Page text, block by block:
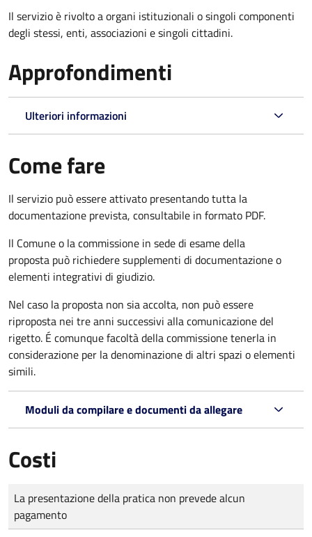
Il servizio è rivolto a organi istituzionali o singoli componenti
degli stessi, enti, associazioni e singoli cittadini.
Approfondimenti
Ulteriori informazioni
Come fare
Il servizio può essere attivato presentando tutta la
documentazione prevista, consultabile in formato PDF.
ll Comune o la commissione in sede di esame della
proposta può richiedere supplementi di documentazione o
elementi integrativi di giudizio.
Nel caso la proposta non sia accolta, non può essere
riproposta nei tre anni successivi alla comunicazione del
rigetto. É comunque facoltà della commissione tenerla in
considerazione per la denominazione di altri spazi o elementi
simili.
Moduli da compilare e documenti da allegare
Costi
Tipo di pagamento
Importo
La presentazione della pratica non prevede alcun
pagamento